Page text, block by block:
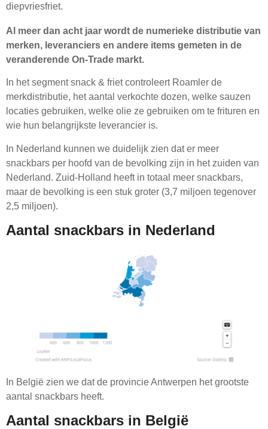
diepvriesfriet.
Al meer dan acht jaar wordt de numerieke distributie van
merken, leveranciers en andere items gemeten in de
veranderende On-Trade markt.
In het segment snack & friet controleert Roamler de
merkdistributie, het aantal verkochte dozen, welke sauzen
locaties gebruiken, welke olie ze gebruiken om te frituren en
wie hun belangrijkste leverancier is.
In Nederland kunnen we duidelijk zien dat er meer
snackbars per hoofd van de bevolking zijn in het zuiden van
Nederland. Zuid-Holland heeft in totaal meer snackbars,
maar de bevolking is een stuk groter (3,7 miljoen tegenover
2,5 miljoen).
Aantal snackbars in Nederland
In België zien we dat de provincie Antwerpen het grootste
aantal snackbars heeft.
Aantal snackbars in België